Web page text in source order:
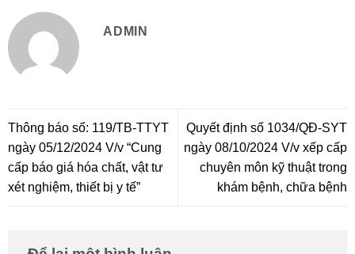
ADMIN
Thông báo số: 119/TB-TTYT
ngày 05/12/2024 V/v “Cung
cấp báo giá hóa chất, vật tư
xét nghiệm, thiết bị y tế”
Quyết định số 1034/QĐ-SYT
ngày 08/10/2024 V/v xếp cấp
chuyên môn kỹ thuật trong
khám bệnh, chữa bệnh